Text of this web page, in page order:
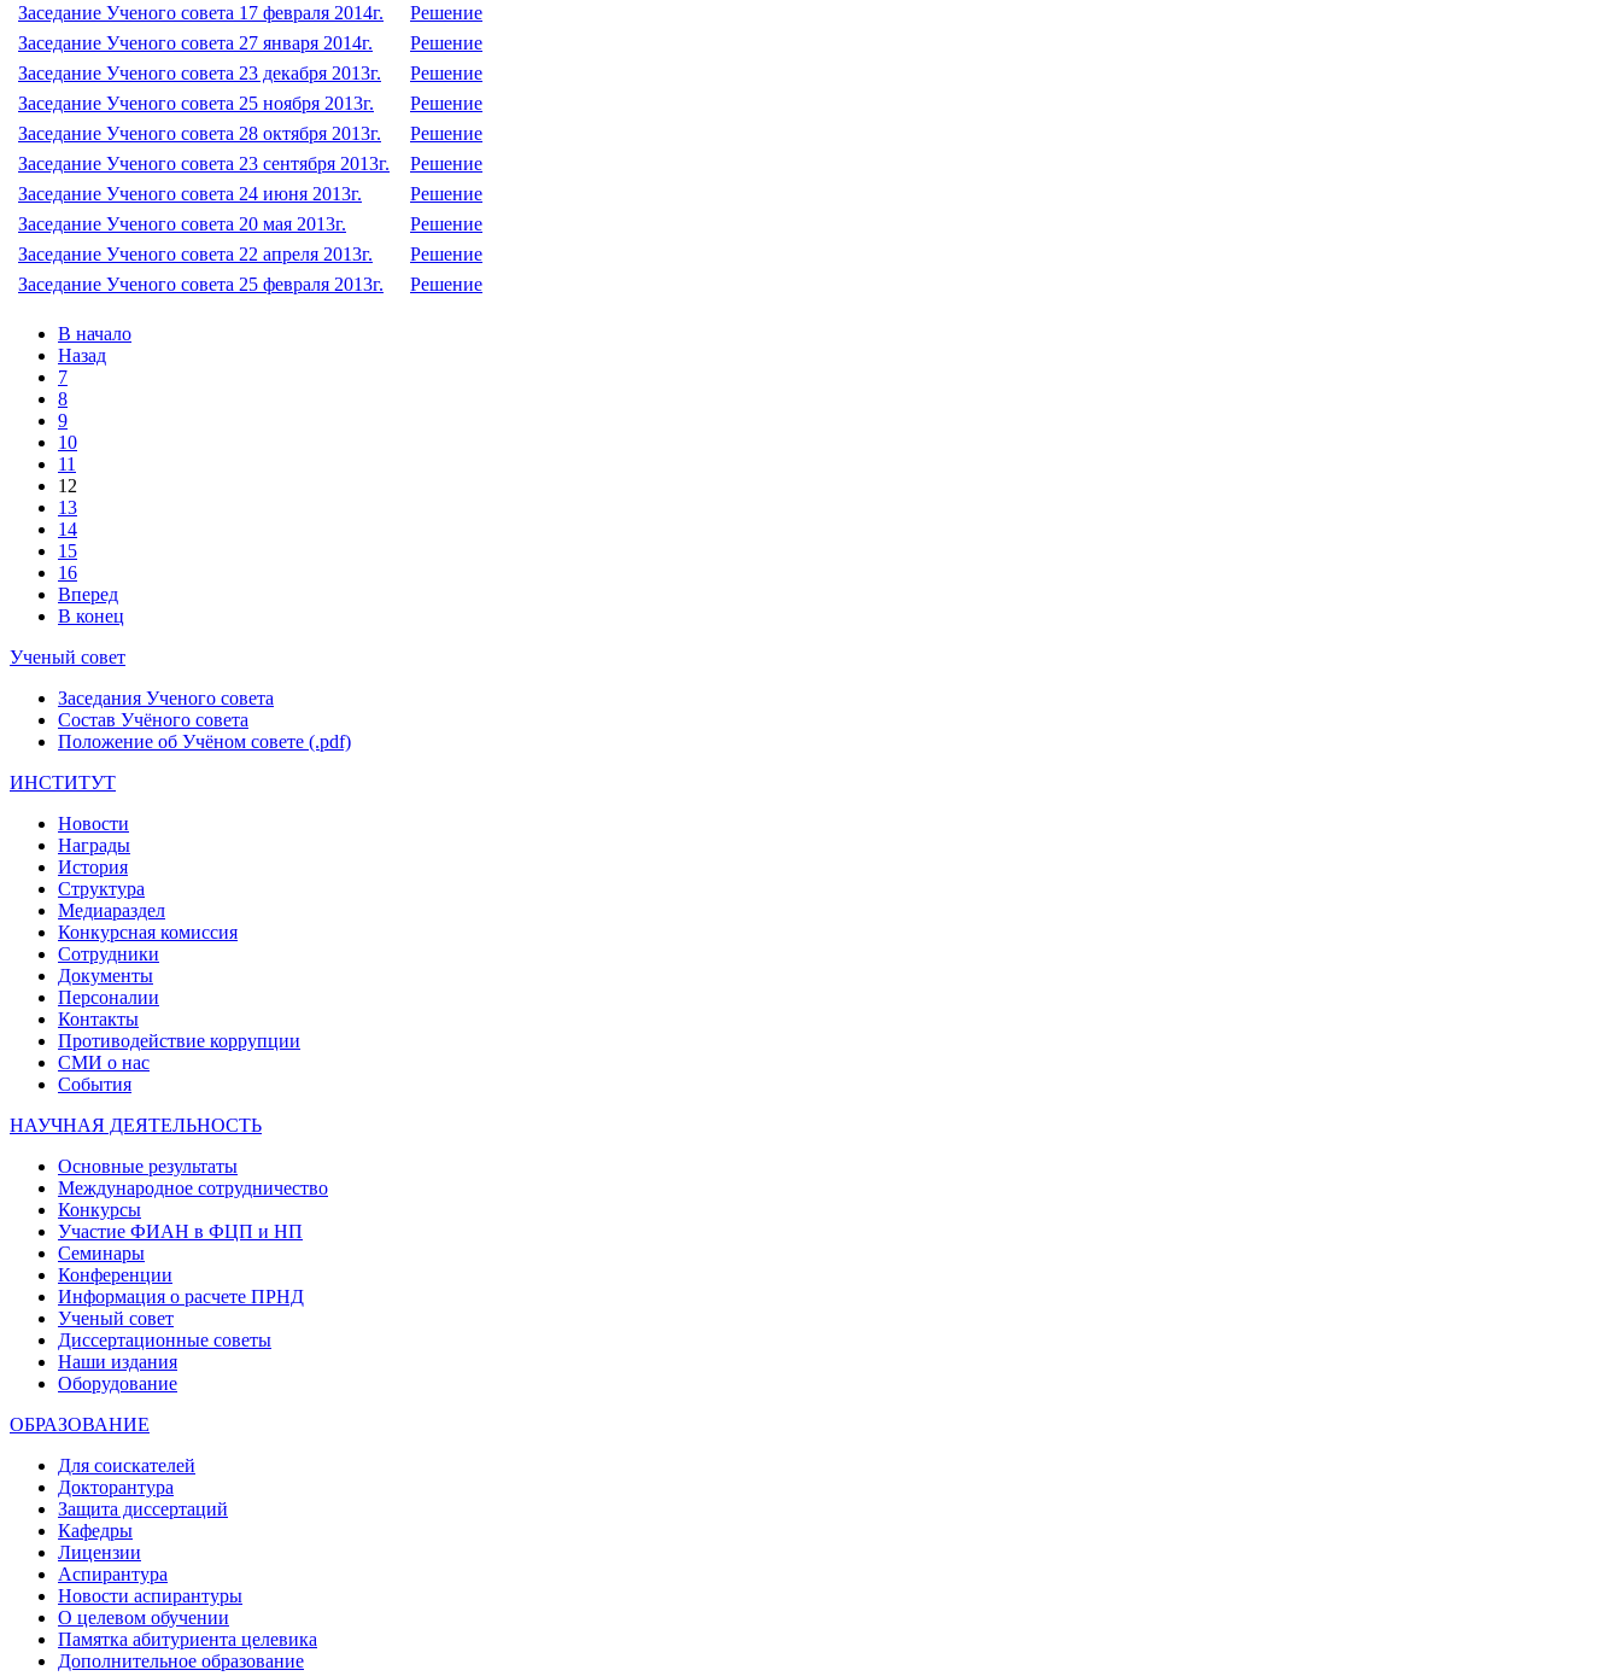
Заседание Ученого совета 17 февраля 2014г.
Решение
Заседание Ученого совета 27 января 2014г.
Решение
Заседание Ученого совета 23 декабря 2013г.
Решение
Заседание Ученого совета 25 ноября 2013г.
Решение
Заседание Ученого совета 28 октября 2013г.
Решение
Заседание Ученого совета 23 сентября 2013г.
Решение
Заседание Ученого совета 24 июня 2013г.
Решение
Заседание Ученого совета 20 мая 2013г.
Решение
Заседание Ученого совета 22 апреля 2013г.
Решение
Заседание Ученого совета 25 февраля 2013г.
Решение
В начало
Назад
7
8
9
10
11
12
13
14
15
16
Вперед
В конец
Ученый совет
Заседания Ученого совета
Состав Учёного совета
Положение об Учёном совете (.pdf)
ИНСТИТУТ
Новости
Награды
История
Структура
Медиараздел
Конкурсная комиссия
Сотрудники
Документы
Персоналии
Контакты
Противодействие коррупции
СМИ о нас
События
НАУЧНАЯ ДЕЯТЕЛЬНОСТЬ
Основные результаты
Международное сотрудничество
Конкурсы
Участие ФИАН в ФЦП и НП
Семинары
Конференции
Информация о расчете ПРНД
Ученый совет
Диссертационные советы
Наши издания
Оборудование
ОБРАЗОВАНИЕ
Для соискателей
Докторантура
Защита диссертаций
Кафедры
Лицензии
Аспирантура
Новости аспирантуры
О целевом обучении
Памятка абитуриента целевика
Дополнительное образование